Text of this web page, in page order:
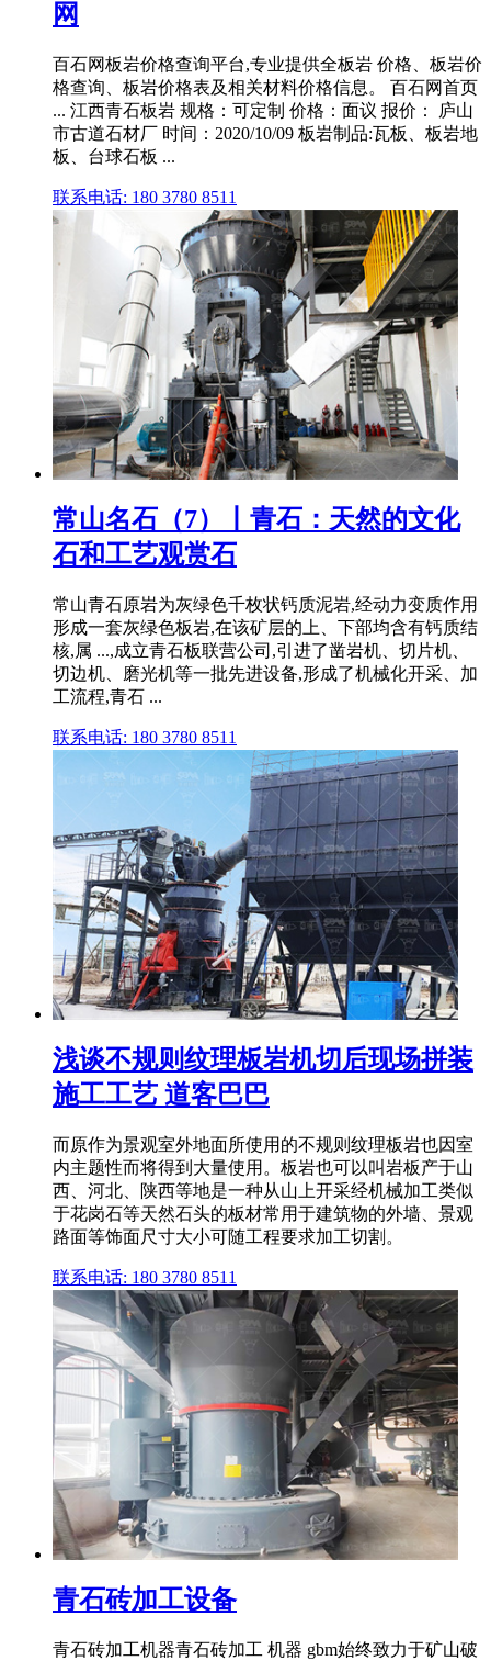
网
百石网板岩价格查询平台,专业提供全板岩 价格、板岩价
格查询、板岩价格表及相关材料价格信息。 百石网首页
... 江西青石板岩 规格：可定制 价格：面议 报价： 庐山
市古道石材厂 时间：2020/10/09 板岩制品:瓦板、板岩地
板、台球石板 ...
联系电话: 180 3780 8511
常山名石（7）丨青石：天然的文化
石和工艺观赏石
常山青石原岩为灰绿色千枚状钙质泥岩,经动力变质作用
形成一套灰绿色板岩,在该矿层的上、下部均含有钙质结
核,属 ...,成立青石板联营公司,引进了凿岩机、切片机、
切边机、磨光机等一批先进设备,形成了机械化开采、加
工流程,青石 ...
联系电话: 180 3780 8511
浅谈不规则纹理板岩机切后现场拼装
施工工艺 道客巴巴
而原作为景观室外地面所使用的不规则纹理板岩也因室
内主题性而将得到大量使用。板岩也可以叫岩板产于山
西、河北、陕西等地是一种从山上开采经机械加工类似
于花岗石等天然石头的板材常用于建筑物的外墙、景观
路面等饰面尺寸大小可随工程要求加工切割。
联系电话: 180 3780 8511
青石砖加工设备
青石砖加工机器青石砖加工 机器 gbm始终致力于矿山破